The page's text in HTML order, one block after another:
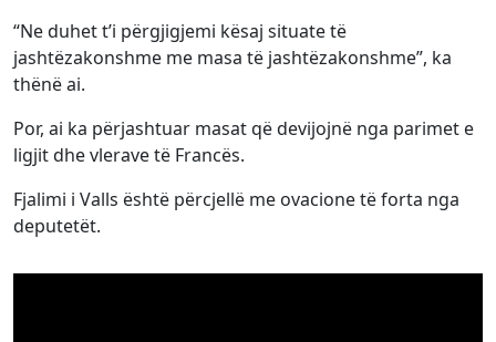
“Ne duhet t’i përgjigjemi kësaj situate të
jashtëzakonshme me masa të jashtëzakonshme”, ka
thënë ai.
Por, ai ka përjashtuar masat që devijojnë nga parimet e
ligjit dhe vlerave të Francës.
Fjalimi i Valls është përcjellë me ovacione të forta nga
deputetët.